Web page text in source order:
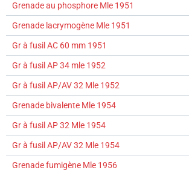
Grenade au phosphore Mle 1951
Grenade lacrymogène Mle 1951
Gr à fusil AC 60 mm 1951
Gr à fusil AP 34 mle 1952
Gr à fusil AP/AV 32 Mle 1952
Grenade bivalente Mle 1954
Gr à fusil AP 32 Mle 1954
Gr à fusil AP/AV 32 Mle 1954
Grenade fumigène Mle 1956